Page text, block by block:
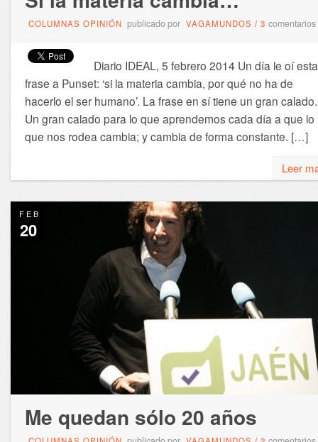
COLUMNAS OPINIÓN publicado por VAGAMUNDOS / 3 comentarios
Diario IDEAL, 5 febrero 2014 Un día le oí esta
frase a Punset: ‘si la materia cambia, por qué no ha de
hacerlo el ser humano’. La frase en sí tiene un gran calado.
Un gran calado para lo que aprendemos cada día a que lo
que nos rodea cambia; y cambia de forma constante. […]
Leer
FEB
20
Me quedan sólo 20 años